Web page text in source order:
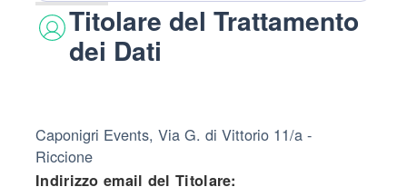
Titolare del Trattamento
dei Dati
Caponigri Events, Via G. di Vittorio 11/a -
Riccione
Indirizzo email del Titolare: